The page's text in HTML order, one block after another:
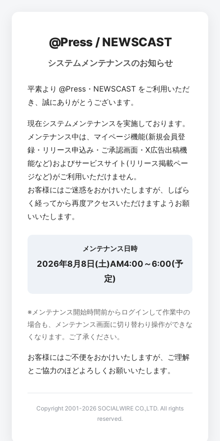
@Press / NEWSCAST
システムメンテナンスのお知らせ
平素より @Press・NEWSCAST をご利用いただ
き、誠にありがとうございます。
現在システムメンテナンスを実施しております。
メンテナンス中は、マイページ機能(新規会員登
録・リリース申込み・ご承認画面・X広告出稿機
能など)およびサービスサイト(リリース掲載ペー
ジなど)がご利用いただけません。
お客様にはご迷惑をおかけいたしますが、しばら
く経ってから再度アクセスいただけますようお願
いいたします。
メンテナンス日時
2026年8月8日(土)AM4:00～6:00(予
定)
※メンテナンス開始時間前からログインして作業中の
場合も、メンテナンス画面に切り替わり操作ができな
くなります。ご了承ください。
お客様にはご不便をおかけいたしますが、ご理解
とご協力のほどよろしくお願いいたします。
Copyright 2001-2026 SOCIALWIRE CO.,LTD. All rights
reserved.